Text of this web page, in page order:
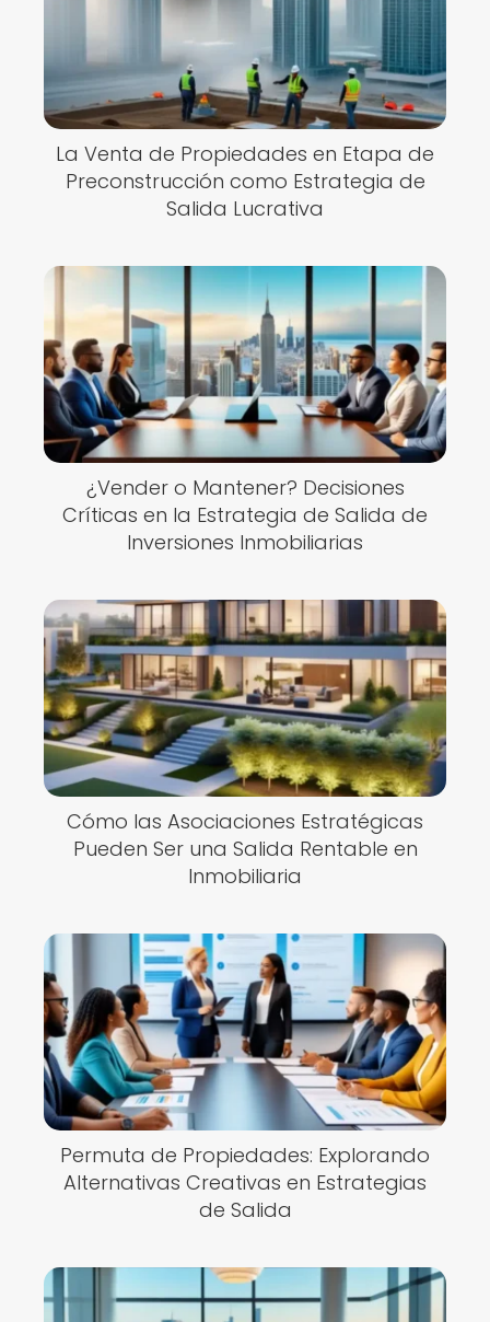
La Venta de Propiedades en Etapa de
Preconstrucción como Estrategia de
Salida Lucrativa
¿Vender o Mantener? Decisiones
Críticas en la Estrategia de Salida de
Inversiones Inmobiliarias
Cómo las Asociaciones Estratégicas
Pueden Ser una Salida Rentable en
Inmobiliaria
Permuta de Propiedades: Explorando
Alternativas Creativas en Estrategias
de Salida